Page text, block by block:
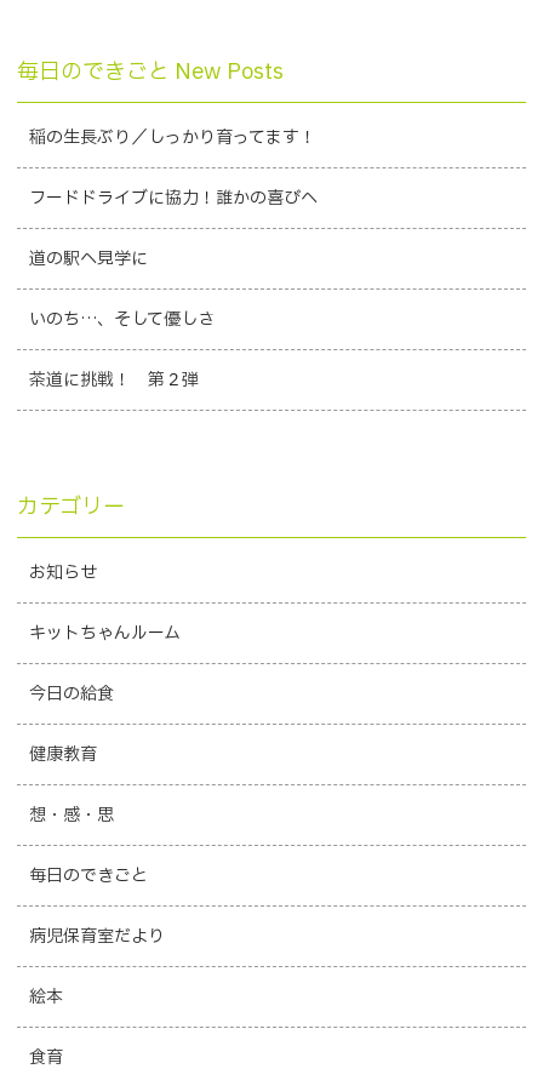
毎日のできごと New Posts
稲の生長ぶり／しっかり育ってます！
フードドライブに協力！誰かの喜びへ
道の駅へ見学に
いのち…、そして優しさ
茶道に挑戦！ 第２弾
カテゴリー
お知らせ
キットちゃんルーム
今日の給食
健康教育
想・感・思
毎日のできごと
病児保育室だより
絵本
食育